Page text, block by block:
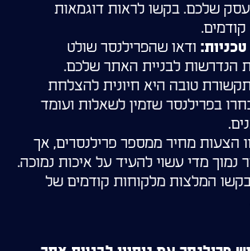
שלכם. בקשו לראות דוגמאות
קודמים.
טכניות: ודאו שהפרילנסר שולט
הנדרשות לבניית האתר שלכם.
תקשורת טובה היא חיונית להצלחת
בפרילנסר שזמין לשאלות ועומד
הצעות מחיר ממספר פרילנסרים, אך
נמוך מדי עשוי להעיד על איכות נמוכה.
המלצות מלקוחות קודמים של